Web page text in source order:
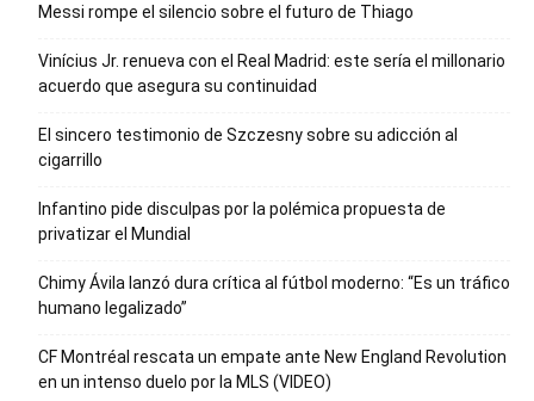
Messi rompe el silencio sobre el futuro de Thiago
Vinícius Jr. renueva con el Real Madrid: este sería el millonario
acuerdo que asegura su continuidad
El sincero testimonio de Szczesny sobre su adicción al
cigarrillo
Infantino pide disculpas por la polémica propuesta de
privatizar el Mundial
Chimy Ávila lanzó dura crítica al fútbol moderno: “Es un tráfico
humano legalizado”
CF Montréal rescata un empate ante New England Revolution
en un intenso duelo por la MLS (VIDEO)